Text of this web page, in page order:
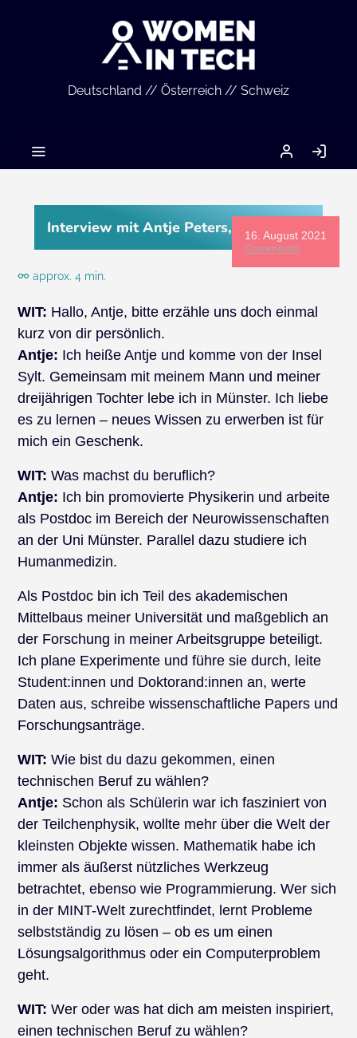
Deutschland // Österreich // Schweiz
MEIN
ACCOUNT
IN
16. August 2021
Comments
Interview mit Antje Peters, Physikerin
approx. 4 min.
WIT: Hallo, Antje, bitte erzähle uns doch einmal
kurz von dir persönlich.
Antje: Ich heiße Antje und komme von der Insel
Sylt. Gemeinsam mit meinem Mann und meiner
dreijährigen Tochter lebe ich in Münster. Ich liebe
es zu lernen – neues Wissen zu erwerben ist für
mich ein Geschenk.
WIT: Was machst du beruflich?
Antje: Ich bin promovierte Physikerin und arbeite
als Postdoc im Bereich der Neurowissenschaften
an der Uni Münster. Parallel dazu studiere ich
Humanmedizin.
Als Postdoc bin ich Teil des akademischen
Mittelbaus meiner Universität und maßgeblich an
der Forschung in meiner Arbeitsgruppe beteiligt.
Ich plane Experimente und führe sie durch, leite
Student:innen und Doktorand:innen an, werte
Daten aus, schreibe wissenschaftliche Papers und
Forschungsanträge.
WIT: Wie bist du dazu gekommen, einen
technischen Beruf zu wählen?
Antje: Schon als Schülerin war ich fasziniert von
der Teilchenphysik, wollte mehr über die Welt der
kleinsten Objekte wissen. Mathematik habe ich
immer als äußerst nützliches Werkzeug
betrachtet, ebenso wie Programmierung. Wer sich
in der MINT-Welt zurechtfindet, lernt Probleme
selbstständig zu lösen – ob es um einen
Lösungsalgorithmus oder ein Computerproblem
geht.
WIT: Wer oder was hat dich am meisten inspiriert,
einen technischen Beruf zu wählen?